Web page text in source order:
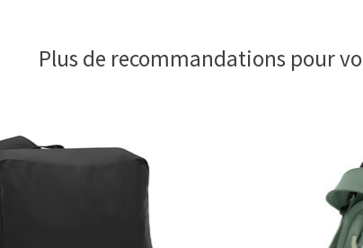
Plus de recommandations pour